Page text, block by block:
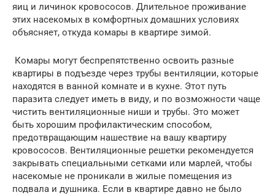
яиц и личинок кровососов. Длительное проживание
этих насекомых в комфортных домашних условиях
объясняет, откуда комары в квартире зимой.
Комары могут беспрепятственно освоить разные
квартиры в подъезде через трубы вентиляции, которые
находятся в ванной комнате и в кухне. Этот путь
паразита следует иметь в виду, и по возможности чаще
чистить вентиляционные ниши и трубы. Это может
быть хорошим профилактическим способом,
предотвращающим нашествие на вашу квартиру
кровососов. Вентиляционные решетки рекомендуется
закрывать специальными сетками или марлей, чтобы
насекомые не проникали в жилые помещения из
подвала и душника. Если в квартире давно не было